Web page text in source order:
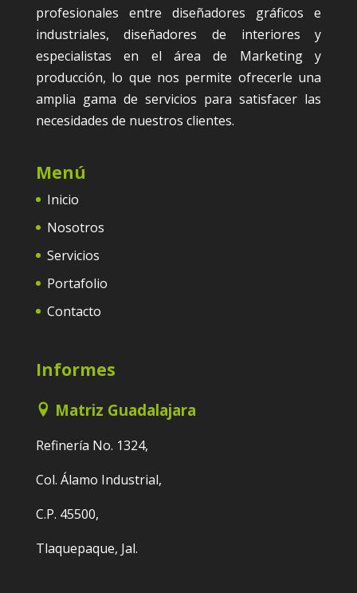
profesionales entre diseñadores gráficos e
industriales, diseñadores de interiores y
especialistas en el área de Marketing y
producción, lo que nos permite ofrecerle una
amplia gama de servicios para satisfacer las
necesidades de nuestros clientes.
Menú
Inicio
Nosotros
Servicios
Portafolio
Contacto
Informes
Matriz Guadalajara
Refinería No. 1324,
Col. Álamo Industrial,
C.P. 45500,
Tlaquepaque, Jal.